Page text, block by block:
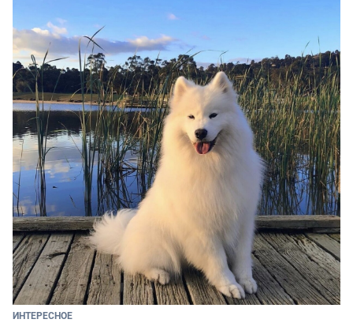
ИНТЕРЕСНОЕ